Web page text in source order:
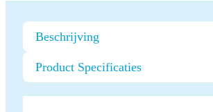
Beschrijving
Product Specificaties